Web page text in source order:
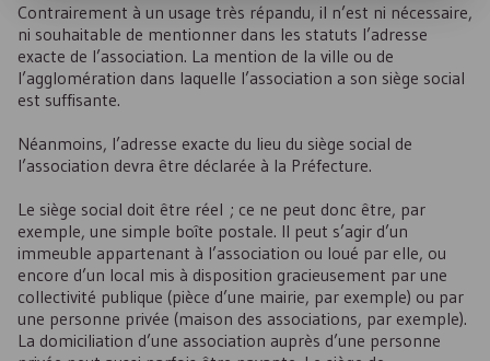
Contrairement à un usage très répandu, il n’est ni nécessaire,
ni souhaitable de mentionner dans les statuts l’adresse
exacte de l’association. La mention de la ville ou de
l’agglomération dans laquelle l’association a son siège social
est suffisante.
Néanmoins, l’adresse exacte du lieu du siège social de
l’association devra être déclarée à la Préfecture.
Le siège social doit être réel ; ce ne peut donc être, par
exemple, une simple boîte postale. Il peut s’agir d’un
immeuble appartenant à l’association ou loué par elle, ou
encore d’un local mis à disposition gracieusement par une
collectivité publique (pièce d’une mairie, par exemple) ou par
une personne privée (maison des associations, par exemple).
La domiciliation d’une association auprès d’une personne